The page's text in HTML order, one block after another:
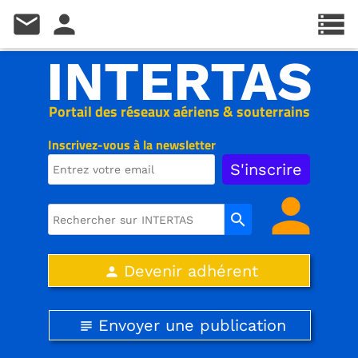
Inscrivez-vous à la newsletter
Portail des réseaux aériens & souterrains
INTERTAS
search person
person Devenir adhérent
subject Envoyer une publication
storage
mail person